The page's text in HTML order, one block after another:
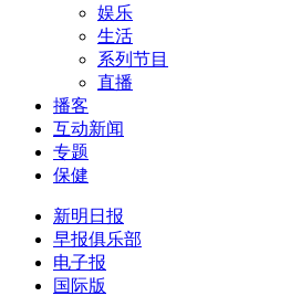
娱乐
生活
系列节目
直播
播客
互动新闻
专题
保健
新明日报
早报俱乐部
电子报
国际版